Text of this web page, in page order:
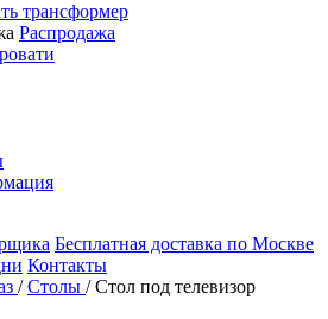
трансформер
Распродажа
Бесплатная доставка по Москве
Контакты
/Столы /Стол под телевизор